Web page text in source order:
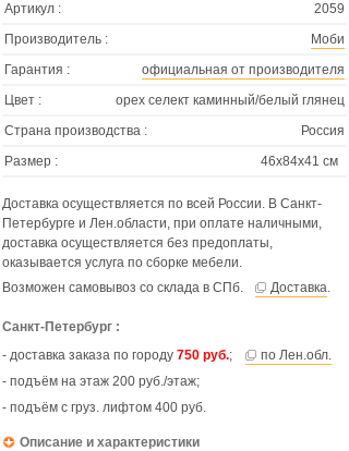
Артикул :
2059
Производитель :
Моби
Гарантия :
официальная от производителя
Цвет :
орех селект каминный/белый глянец
Страна производства :
Россия
Размер :
46х84х41 см
Доставка осуществляется по всей России. В Санкт-
Петербурге и Лен.области, при оплате наличными,
доставка осуществляется без предоплаты,
оказывается услуга по сборке мебели.
Возможен самовывоз со склада в СПб.
Доставка.
Санкт-Петербург :
- доставка заказа по городу 750 руб.;
по Лен.обл.
- подъём на этаж 200 руб./этаж;
- подъём с груз. лифтом 400 руб.
Описание и характеристики